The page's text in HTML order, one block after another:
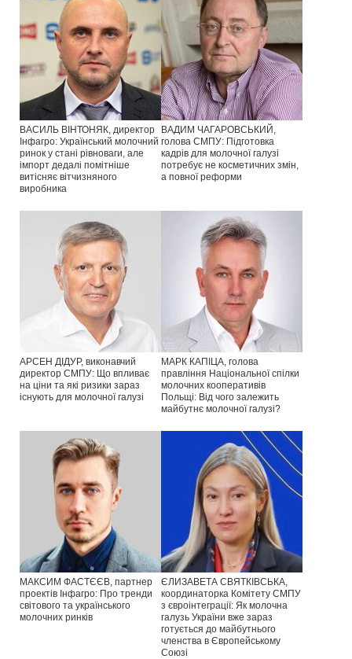
ВАСИЛЬ ВІНТОНЯК, директор
Інфагро: Український молочний
ринок у стані рівноваги, але
імпорт дедалі помітніше
витісняє вітчизняного
виробника
ВАДИМ ЧАГАРОВСЬКИЙ,
голова СМПУ: Підготовка
кадрів для молочної галузі
потребує не косметичних змін,
а повної реформи
АРСЕН ДІДУР, виконавчий
директор СМПУ: Що впливає
на ціни та які ризики зараз
існують для молочної галузі
МАРК КАПІЦА, голова
правління Національної спілки
молочних кооперативів
Польщі: Від чого залежить
майбутнє молочної галузі?
МАКСИМ ФАСТЄЄВ, партнер
проектів Інфагро: Про тренди
світового та українського
молочних ринків
ЄЛИЗАВЕТА СВЯТКІВСЬКА,
координаторка Комітету СМПУ
з євроінтеграції: Як молочна
галузь України вже зараз
готується до майбутнього
членства в Європейському
Союзі